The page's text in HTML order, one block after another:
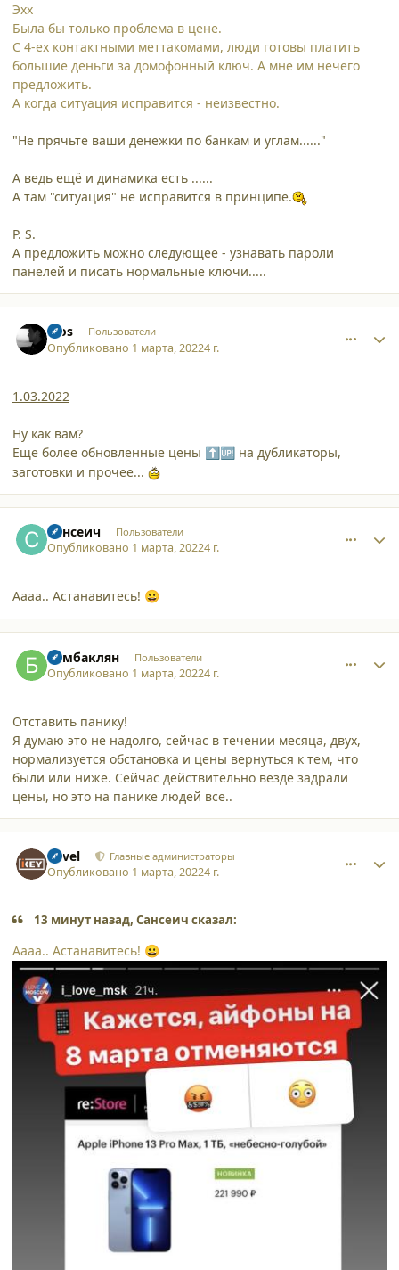
Эхх
Была бы только проблема в цене.
С 4-ех контактными меттакомами, люди готовы платить
большие деньги за домофонный ключ. А мне им нечего
предложить.
А когда ситуация исправится - неизвестно.
"Не прячьте ваши денежки по банкам и углам......"
А ведь ещё и динамика есть ......
А там "ситуация" не исправится в принципе.
P. S.
А предложить можно следующее - узнавать пароли
панелей и писать нормальные ключи.....
bios Пользователи
Опубликовано 1 марта, 20224 г.
1.03.2022
Ну как вам?
Еще более обновленные цены ⬆️ 🆙 на дубликаторы,
заготовки и прочее...
Сансеич Пользователи
Опубликовано 1 марта, 20224 г.
Аааа.. Астанавитесь! 😀
Бамбаклян Пользователи
Опубликовано 1 марта, 20224 г.
Отставить панику!
Я думаю это не надолго, сейчас в течении месяца, двух,
нормализуется обстановка и цены вернуться к тем, что
были или ниже. Сейчас действительно везде задрали
цены, но это на панике людей все..
Pavel Главные администраторы
Опубликовано 1 марта, 20224 г.
13 минут назад, Сансеич сказал:
Аааа.. Астанавитесь! 😀